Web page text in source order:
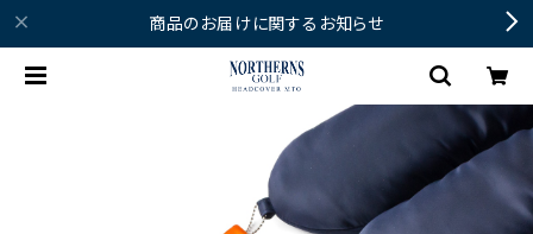
商品のお届けに関するお知らせ